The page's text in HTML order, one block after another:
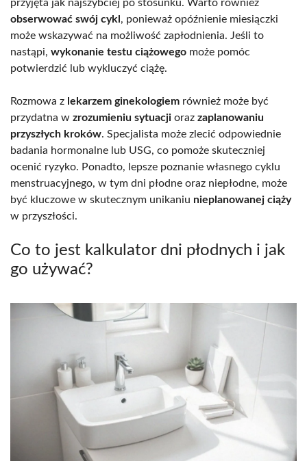
przyjęta jak najszybciej po stosunku. Warto również
obserwować swój cykl , ponieważ opóźnienie miesiączki
może wskazywać na możliwość zapłodnienia. Jeśli to
nastąpi, wykonanie testu ciążowego może pomóc
potwierdzić lub wykluczyć ciążę.
Rozmowa z lekarzem ginekologiem również może być
przydatna w zrozumieniu sytuacji oraz zaplanowaniu
przyszłych kroków. Specjalista może zlecić odpowiednie
badania hormonalne lub USG, co pomoże skuteczniej
ocenić ryzyko. Ponadto, lepsze poznanie własnego cyklu
menstruacyjnego, w tym dni płodne oraz niepłodne, może
być kluczowe w skutecznym unikaniu nieplanowanej ciąży
w przyszłości.
Co to jest kalkulator dni płodnych i jak
go używać?